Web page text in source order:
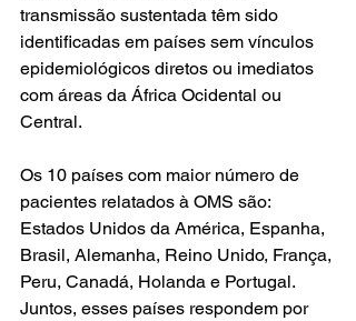
transmissão sustentada têm sido
identificadas em países sem vínculos
epidemiológicos diretos ou imediatos
com áreas da África Ocidental ou
Central.
Os 10 países com maior número de
pacientes relatados à OMS são:
Estados Unidos da América, Espanha,
Brasil, Alemanha, Reino Unido, França,
Peru, Canadá, Holanda e Portugal.
Juntos, esses países respondem por